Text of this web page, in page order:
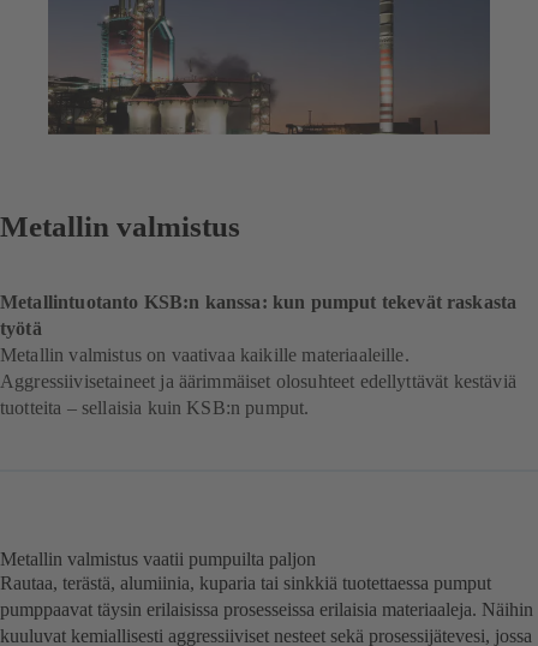
Metallin valmistus
Metallintuotanto KSB:n kanssa: kun pumput tekevät raskasta
työtä
Metallin valmistus on vaativaa kaikille materiaaleille.
Aggressiivisetaineet ja äärimmäiset olosuhteet edellyttävät kestäviä
tuotteita – sellaisia kuin KSB:n pumput.
Metallin valmistus vaatii pumpuilta paljon
Rautaa, terästä, alumiinia, kuparia tai sinkkiä tuotettaessa pumput
pumppaavat täysin erilaisissa prosesseissa erilaisia materiaaleja. Näihin
kuuluvat kemiallisesti aggressiiviset nesteet sekä prosessijätevesi, jossa